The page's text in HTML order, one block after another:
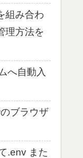
組み合わ
理方法を
へ自動入
ブラウザ
.env また